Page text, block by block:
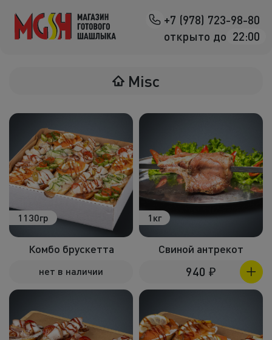
+7 (978) 723-98-80
открыто до 22:00
Назад
Овощи на
Салаты
К
В лаваше
Холодные
Пицца и
Misc
1130гр
Комбо брускетта
нет в наличии
1кг
Свиной антрекот
940 ₽